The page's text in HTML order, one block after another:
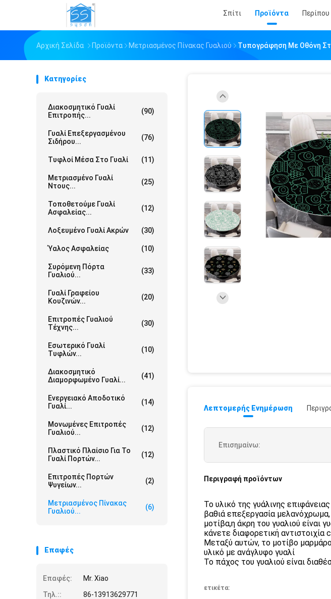
Σπίτι Προϊόντα Περίπου
Αρχική Σελίδα Προϊόντα Μετριασμένος Πίνακας Γυαλιού Τυπογράφηση Με Οθόνη
Κατηγορίες
Διακοσμητικό Γυαλί
Επιτροπής...
(90)
Γυαλί Επεξεργασμένου
Σιδήρου...
(76)
Τυφλοί Μέσα Στο Γυαλί (11)
Μετριασμένο Γυαλί
Ντους...
(25)
Τοποθετούμε Γυαλί
Ασφαλείας...
(12)
Λοξευμένο Γυαλί Ακρών (30)
Ύαλος Ασφαλείας (10)
Συρόμενη Πόρτα
Γυαλιού...
(33)
Γυαλί Γραφείου
Κουζινών...
(20)
Επιτροπές Γυαλιού
Τέχνης...
(30)
Εσωτερικό Γυαλί
Τυφλών...
(10)
Διακοσμητικό
Διαμορφωμένο Γυαλί...
(41)
Ενεργειακό Αποδοτικό
Γυαλί...
(14)
Μονωμένες Επιτροπές
Γυαλιού...
(12)
Πλαστικό Πλαίσιο Για Το
Γυαλί Πορτών...
(12)
Επιτροπές Πορτών
Ψυγείων...
(2)
Μετριασμένος Πίνακας
Γυαλιού...
(6)
Επαφές
Επαφές:
Mr. Xiao
Τηλ.::
86-13913629771
Λεπτομερής Ενημέρωση
Επισημαίνω:
Περιγραφή προϊόντων
Το υλικό της γυάλινης
βαθιά επεξεργασία
μοτίβα,η άκρη του γυαλιού είναι
κάνετε διαφορετική αντιστοιχία
Μεταξύ αυτών, το μοτίβο
υλικό με ανάγλυφο γυαλί
Το πάχος του γυαλιού είναι
ετικέτα: